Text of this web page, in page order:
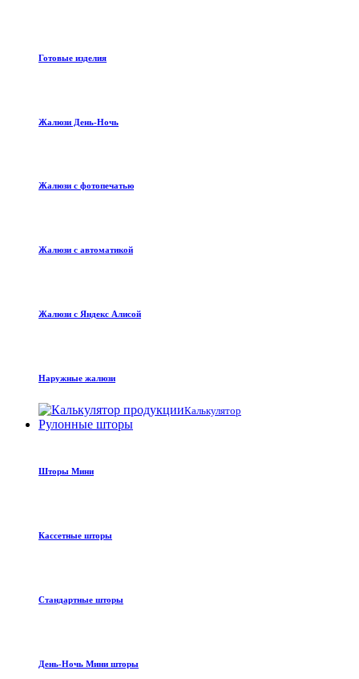
Готовые изделия
Жалюзи День-Ночь
Жалюзи с фотопечатью
Жалюзи с автоматикой
Жалюзи с Яндекс Алисой
Наружные жалюзи
Калькулятор
Рулонные шторы
Шторы Мини
Кассетные шторы
Стандартные шторы
День-Ночь Мини шторы